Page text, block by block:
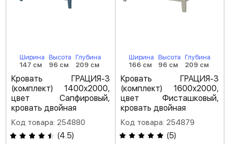
Ширина
147 см
Высота
96 см
Глубина
209 см
Кровать ГРАЦИЯ-3
(комплект) 1400х2000,
цвет Сапфировый,
кровать двойная
Код товара: 254880
(4.5)
Ширина
166 см
Высота
96 см
Глубина
209 см
Кровать ГРАЦИЯ-3
(комплект) 1600х2000,
цвет Фисташковый,
кровать двойная
Код товара: 254879
(5)